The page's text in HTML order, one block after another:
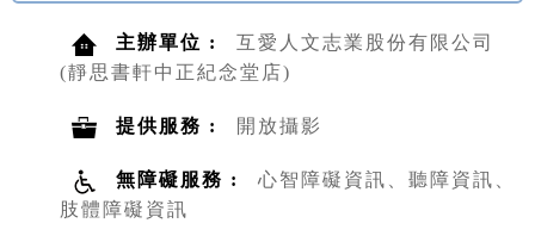
主辦單位 :
互愛人文志業股份有限公司
(靜思書軒中正紀念堂店)
提供服務 : 開放攝影
無障礙服務 :
心智障礙資訊、聽障資訊、
肢體障礙資訊